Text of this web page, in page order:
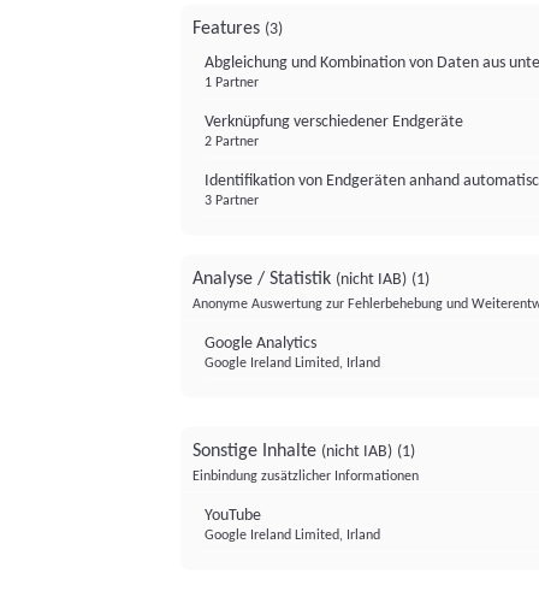
Features (3)
Abgleichung und Kombination von Daten aus
1 Partner
Verknüpfung verschiedener Endgeräte
2 Partner
Identifikation von Endgeräten anhand
3 Partner
Analyse / Statistik (nicht IAB) (1)
Anonyme Auswertung zur Fehlerbehebung und
Google Analytics
Google Ireland Limited, Irland
Sonstige Inhalte (nicht IAB) (1)
Einbindung zusätzlicher Informationen
YouTube
Google Ireland Limited, Irland